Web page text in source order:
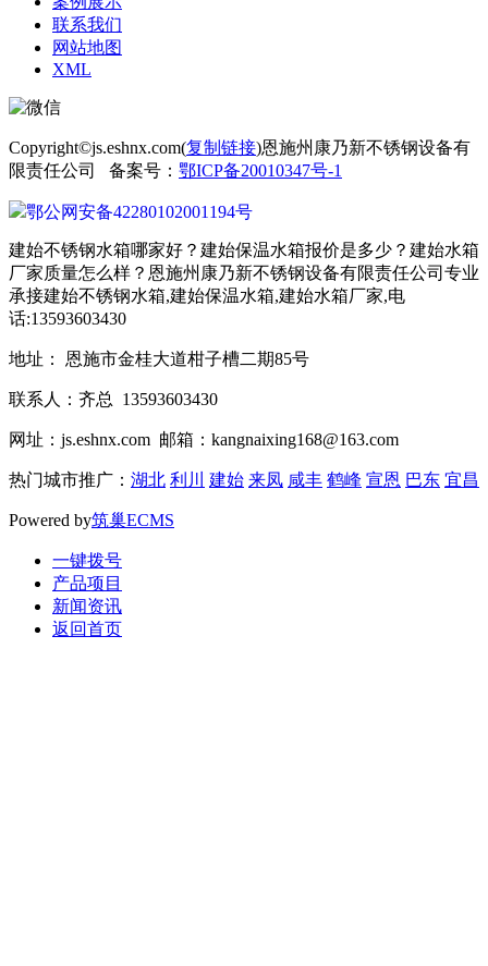
联系我们
网站地图
XML
Copyright©js.eshnx.com(复制链接)恩施州康乃新不锈钢设备有
限责任公司 备案号： 鄂ICP备20010347号-1
鄂公网安备42280102001194号
建始不锈钢水箱哪家好？建始保温水箱报价是多少？建始水箱
厂家质量怎么样？恩施州康乃新不锈钢设备有限责任公司专业
承接建始不锈钢水箱,建始保温水箱,建始水箱厂家,电
话:13593603430
地址： 恩施市金桂大道柑子槽二期85号
联系人：齐总 13593603430
网址：js.eshnx.com 邮箱：kangnaixing168@163.com
热门城市推广： 湖北 利川 建始 来凤 咸丰 鹤峰 宣恩 巴东 宜昌
Powered by筑巢ECMS
一键拨号
产品项目
新闻资讯
返回首页